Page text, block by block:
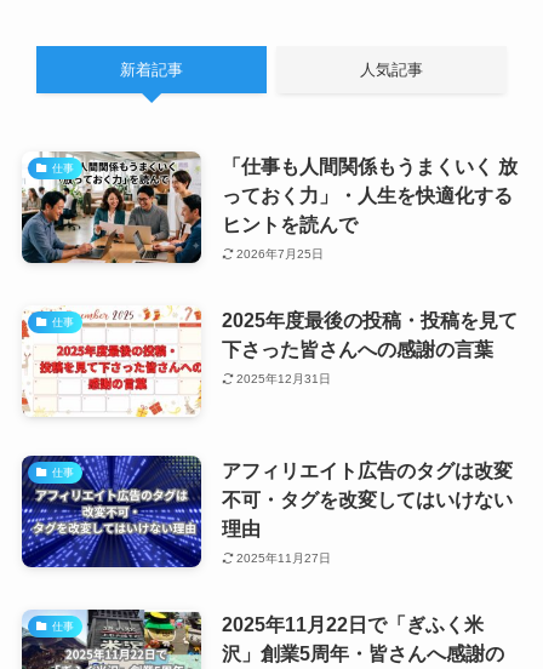
新着記事 人気記事
仕事
「仕事も人間関係もうまくいく 放
っておく力」・人生を快適化する
ヒントを読んで
2026年7月25日
仕事
2025年度最後の投稿・投稿を見て
下さった皆さんへの感謝の言葉
2025年12月31日
仕事
アフィリエイト広告のタグは改変
不可・タグを改変してはいけない
理由
2025年11月27日
仕事
2025年11月22日で「ぎふく米
沢」創業5周年・皆さんへ感謝の